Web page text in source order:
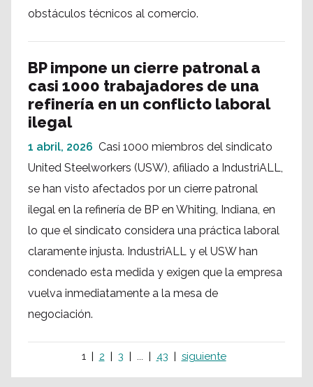
obstáculos técnicos al comercio.
BP impone un cierre patronal a
casi 1000 trabajadores de una
refinería en un conflicto laboral
ilegal
1 abril, 2026 Casi 1000 miembros del sindicato
United Steelworkers (USW), afiliado a IndustriALL,
se han visto afectados por un cierre patronal
ilegal en la refinería de BP en Whiting, Indiana, en
lo que el sindicato considera una práctica laboral
claramente injusta. IndustriALL y el USW han
condenado esta medida y exigen que la empresa
vuelva inmediatamente a la mesa de
negociación.
1 2 3 ... 43 siguiente